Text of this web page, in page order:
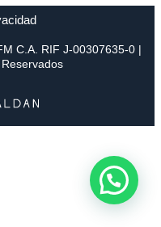
C.A. RIF J-00307635-0 |